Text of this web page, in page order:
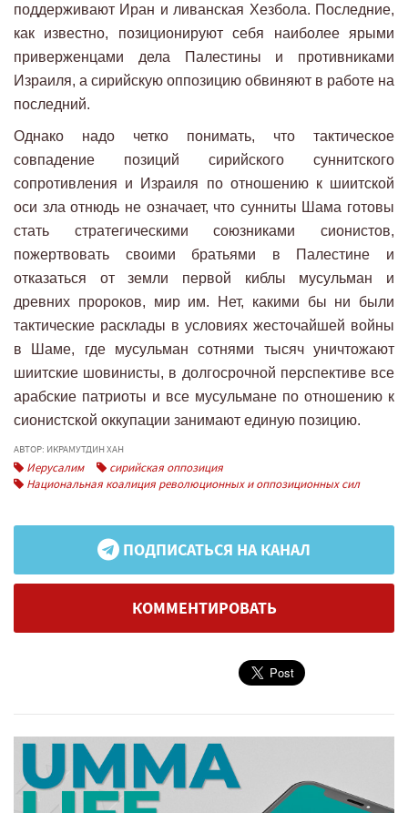
поддерживают Иран и ливанская Хезбола. Последние,
как известно, позиционируют себя наиболее ярыми
приверженцами дела Палестины и противниками
Израиля, а сирийскую оппозицию обвиняют в работе на
последний.
Однако надо четко понимать, что тактическое
совпадение позиций сирийского суннитского
сопротивления и Израиля по отношению к шиитской
оси зла отнюдь не означает, что сунниты Шама готовы
стать стратегическими союзниками сионистов,
пожертвовать своими братьями в Палестине и
отказаться от земли первой киблы мусульман и
древних пророков, мир им. Нет, какими бы ни были
тактические расклады в условиях жесточайшей войны
в Шаме, где мусульман сотнями тысяч уничтожают
шиитские шовинисты, в долгосрочной перспективе все
арабские патриоты и все мусульмане по отношению к
сионистской оккупации занимают единую позицию.
АВТОР: ИКРАМУТДИН ХАН
Иерусалим
сирийская оппозиция
Национальная коалиция революционных и оппозиционных сил
ПОДПИСАТЬСЯ НА КАНАЛ
КОММЕНТИРОВАТЬ